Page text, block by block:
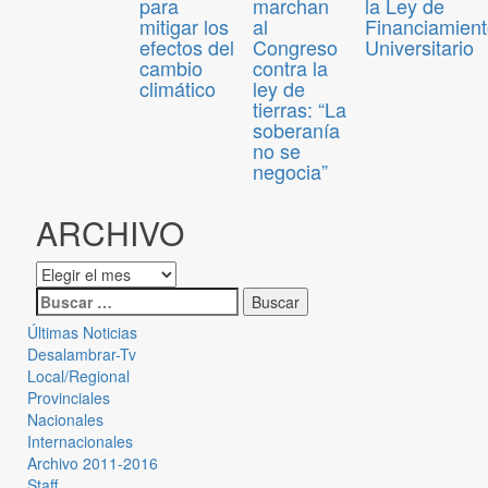
mitigar los
efectos del
cambio
climático
al
Congreso
contra la
ley de
tierras: “La
soberanía
no se
negocia”
Universitario
ARCHIVO
Últimas Noticias
Desalambrar-Tv
Local/Regional
Provinciales
Nacionales
Internacionales
Archivo 2011-2016